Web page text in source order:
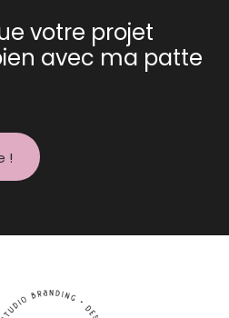
votre projet
avec ma patte
!